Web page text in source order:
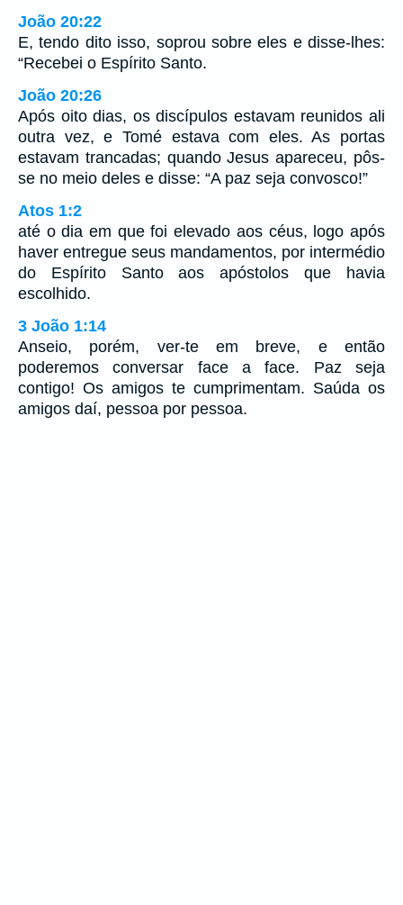
João 20:22
E, tendo dito isso, soprou sobre eles e disse-lhes:
“Recebei o Espírito Santo.
João 20:26
Após oito dias, os discípulos estavam reunidos ali
outra vez, e Tomé estava com eles. As portas
estavam trancadas; quando Jesus apareceu, pôs-
se no meio deles e disse: “A paz seja convosco!”
Atos 1:2
até o dia em que foi elevado aos céus, logo após
haver entregue seus mandamentos, por intermédio
do Espírito Santo aos apóstolos que havia
escolhido.
3 João 1:14
Anseio, porém, ver-te em breve, e então
poderemos conversar face a face. Paz seja
contigo! Os amigos te cumprimentam. Saúda os
amigos daí, pessoa por pessoa.